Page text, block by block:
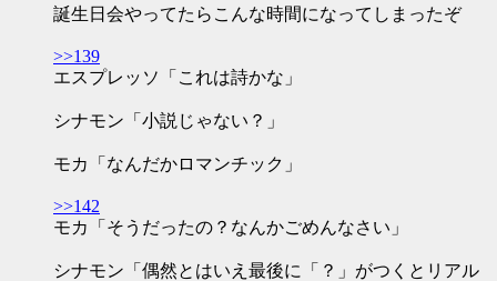
誕生日会やってたらこんな時間になってしまったぞ
>>139
エスプレッソ「これは詩かな」
シナモン「小説じゃない？」
モカ「なんだかロマンチック」
>>142
モカ「そうだったの？なんかごめんなさい」
シナモン「偶然とはいえ最後に「？」がつくとリアル